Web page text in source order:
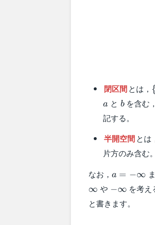
閉区間とは， \
{
a
a と b
bを含む
記する。
半開空間とは
片方のみ含む
なお， a=-
\infty
a = −∞
∞ や -
\infty
−∞ を考
と書きます。